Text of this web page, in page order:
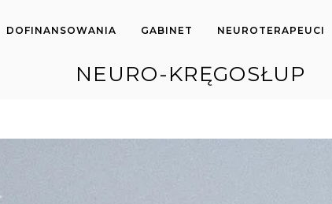
DOFINANSOWANIA GABINET NEUROTERAPEUCI
NEURO-KRĘGOSŁUP